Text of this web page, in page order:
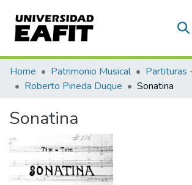
Communities & Collections
All of DSpace
Statistics
Home Patrimonio Musical
Partituras
Roberto Pineda Duque
Sonatina
Sonatina